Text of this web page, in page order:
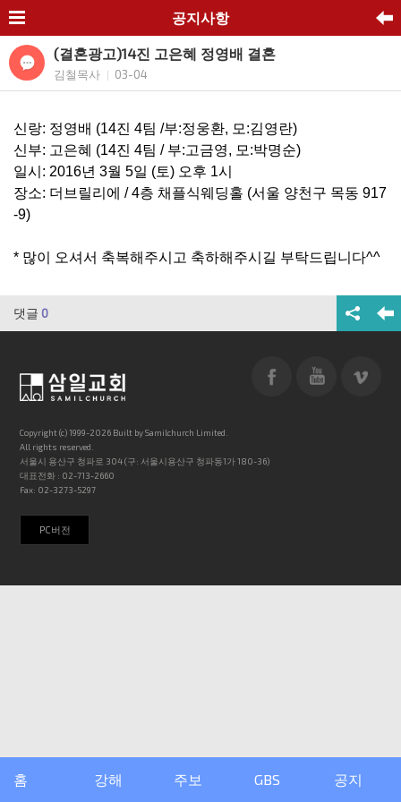
공지사항
(결혼광고)14진 고은혜 정영배 결혼
김철목사 03-04
신랑: 정영배 (14진 4팀 /부:정웅환, 모:김영란)
신부: 고은혜 (14진 4팀 / 부:고금영, 모:박명순)
일시: 2016년 3월 5일 (토) 오후 1시
장소: 더브릴리에 / 4층 채플식웨딩홀 (서울 양천구 목동 917
-9)
* 많이 오셔서 축복해주시고 축하해주시길 부탁드립니다^^
댓글 0
홈 강해 주보 GBS 공지
Copyright (c) 1999-2026 Built by Samilchurch Limited.
All rights reserved.
서울시 용산구 청파로 304 (구: 서울시용산구 청파동1가 180-36)
대표전화 : 02-713-2660
Fax: 02-3273-5297
PC버전